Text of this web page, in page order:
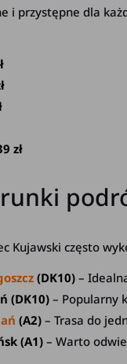
i przystępne dla
zł
Kujawski często
(DK10) –
(DK10) – Popularny
(A2) – Trasa do
(A1) – Warto